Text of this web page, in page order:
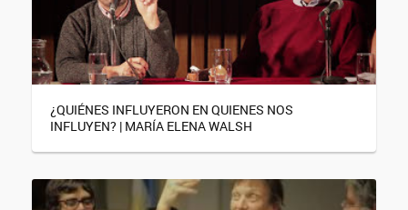
¿QUIÉNES INFLUYERON EN QUIENES NOS
INFLUYEN? | MARÍA ELENA WALSH